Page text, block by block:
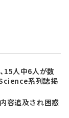
15人中6人が数
系列誌掲
容追及され困惑